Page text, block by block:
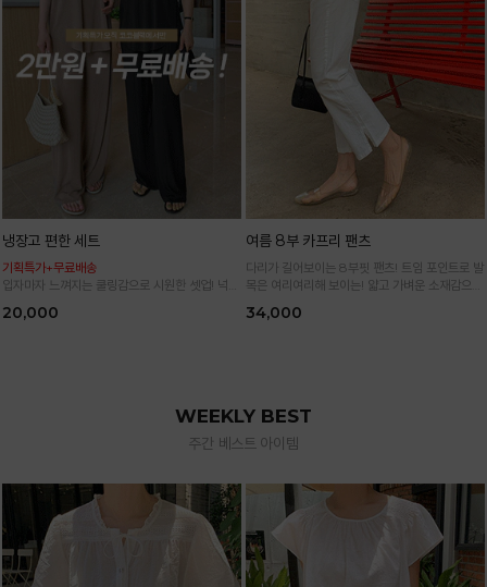
냉장고 편한 세트
기획특가+무료배송
입자마자 느껴지는 쿨링감으로 시원한 셋업! 넉넉
20,000
여름 8부 카프리 팬츠
다리가 길어보이는 8부핏 팬츠! 트임 포인트로 발
목은 여리여리해 보이는! 얇고 가벼운 소재감으로
*블랙·주문폭주로 인한 입고지연·순차발송 진행중
34,000
WEEKLY BEST
주간 베스트 아이템